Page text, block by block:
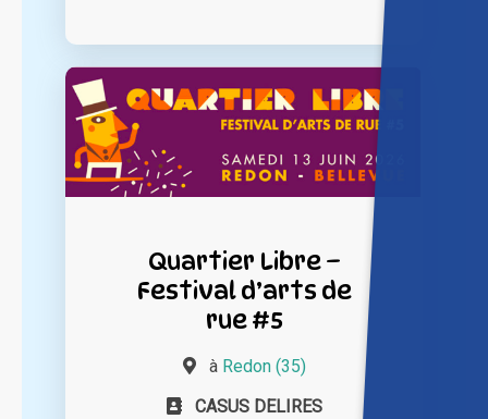
Quartier Libre –
Festival d’arts de
rue #5
à Redon (35)
CASUS DELIRES